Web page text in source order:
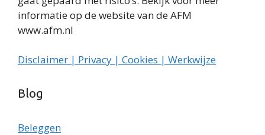
informatie op de website van de AFM
www.afm.nl
Disclaimer | Privacy | Cookies | Werkwijze
Blog
Beleggen